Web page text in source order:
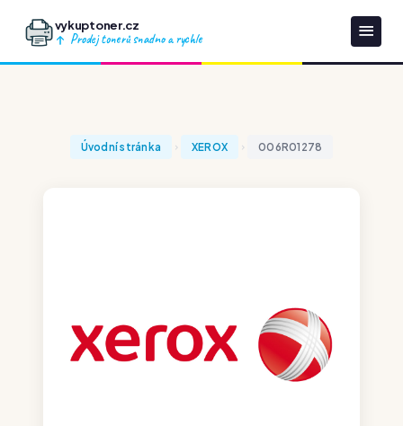
vykuptoner.cz
Prodej tonerů snadno a rychle
Úvodní stránka XEROX 006R01278